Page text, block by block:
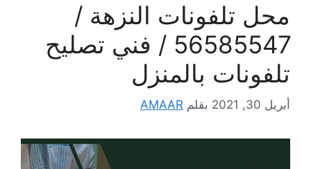
محل تلفونات النزهة /
56585547 / فني تصليح
تلفونات بالمنزل
أبريل 30, 2021 بقلم AMAAR